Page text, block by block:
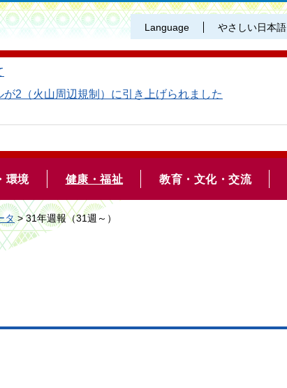
Language やさしい日本語
2（火山周辺規制）に引き上げられました
環境 健康・福祉 教育・文化・交流
タ> 31年週報（31週～）